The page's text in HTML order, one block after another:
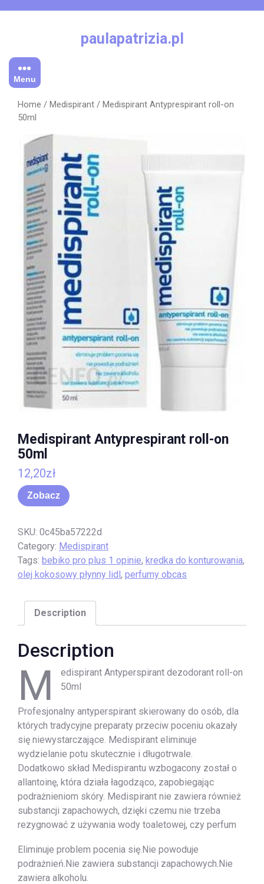
paulapatrizia.pl
Menu
Home / Medispirant / Medispirant Antyprespirant roll-on
50ml
Medispirant Antyprespirant roll-on
50ml
12,20zł
Zobacz
SKU: 0c45ba57222d
Category: Medispirant
Tags: bebiko pro plus 1 opinie, kredka do konturowania,
olej kokosowy płynny lidl, perfumy obcas
Description
Description
M
edispirant Antyperspirant dezodorant roll-on
50ml
Profesjonalny antyperspirant skierowany do osób, dla
których tradycyjne preparaty przeciw poceniu okazały
się niewystarczające. Medispirant eliminuje
wydzielanie potu skutecznie i długotrwale.
Dodatkowo skład Medispirantu wzbogacony został o
allantoinę, która działa łagodząco, zapobiegając
podrażnieniom skóry. Medispirant nie zawiera również
substancji zapachowych, dzięki czemu nie trzeba
rezygnować z używania wody toaletowej, czy perfum
Eliminuje problem pocenia się.Nie powoduje
podrażnień.Nie zawiera substancji zapachowych.Nie
zawiera alkoholu.